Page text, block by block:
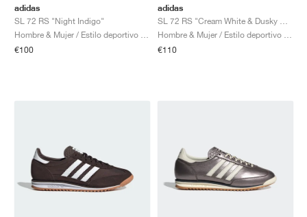
adidas
SL 72 RS "Night Indigo"
Hombre & Mujer / Estilo deportivo / Zapatos
€100
adidas
SL 72 RS "Cream White & Dusky Bronze"
Hombre & Mujer / Estilo deportivo / Zapatos
€110